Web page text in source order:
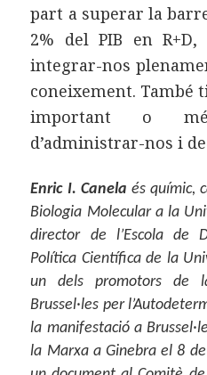
part a superar la
2% del PIB en
integrar-nos
coneixement. També
important o
d’administrar-nos i
Enric I. Canela és químic,
Biologia Molecular a la
director de l’Escola de
Política Científica de la
un dels promotors de
Brussel·les per
la manifestació a
la Marxa a Ginebra el 8